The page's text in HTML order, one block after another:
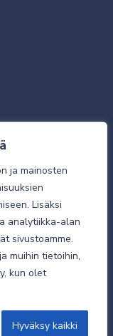
ja mainosten
Lisäksi
analytiikka-alan
sivustoamme.
muihin tietoihin,
kun olet
Hyväksy kaikki